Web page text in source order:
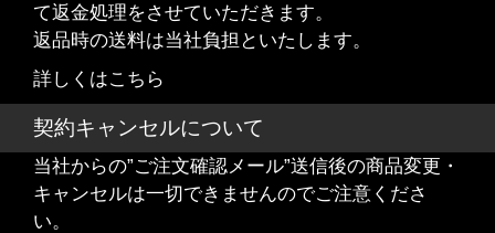
て返金処理をさせていただきます。
返品時の送料は当社負担といたします。
詳しくはこちら
契約キャンセルについて
当社からの”ご注文確認メール”送信後の商品変更・
キャンセルは一切できませんのでご注意くださ
い。